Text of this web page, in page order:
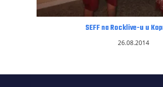
SEFF na Rocklive-u u
26.08.2014